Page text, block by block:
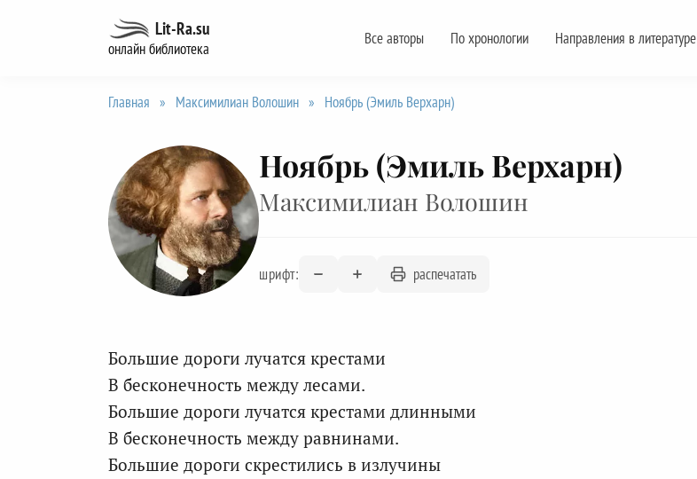
Lit-Ra.su
онлайн библиотека
Все авторы По хронологии Направления в литературе
Главная » Максимилиан Волошин » Ноябрь (Эмиль Верхарн)
Ноябрь (Эмиль Верхарн)
Максимилиан Волошин
шрифт: распечатать
Большие дороги лучатся крестами
В бесконечность между лесами.
Большие дороги лучатся крестами длинными
В бесконечность между равнинами.
Большие дороги скрестились в излучины